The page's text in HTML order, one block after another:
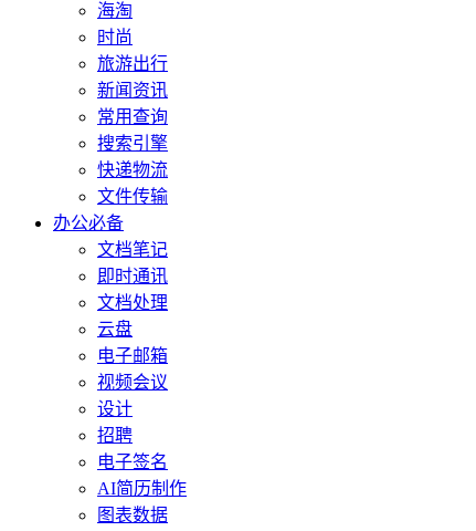
海淘
时尚
旅游出行
新闻资讯
常用查询
搜索引擎
快递物流
文件传输
办公必备
文档笔记
即时通讯
文档处理
云盘
电子邮箱
视频会议
设计
招聘
电子签名
AI简历制作
图表数据